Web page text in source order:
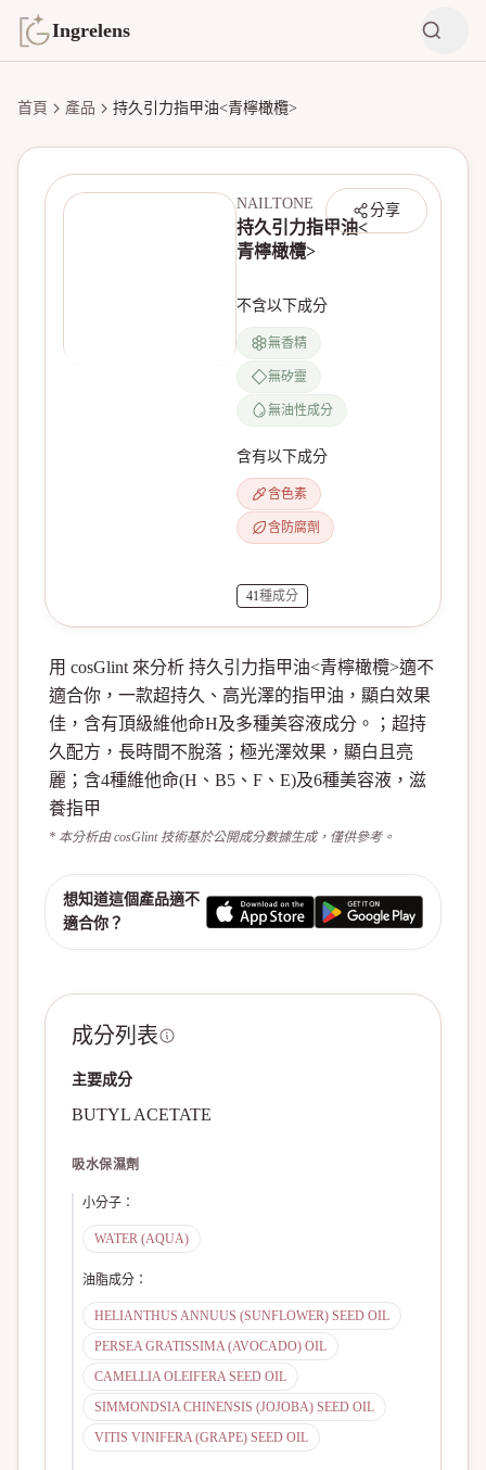
Ingrelens
首頁 產品 持久引力指甲油<青檸橄欖>
分享
NAILTONE
持久引力指甲油<
青檸橄欖>
不含以下成分
無香精
無矽靈
無油性成分
含有以下成分
含色素
含防腐劑
41種成分
用 cosGlint 來分析 持久引力指甲油<青檸橄欖>適不
適合你，一款超持久、高光澤的指甲油，顯白效果
佳，含有頂級維他命H及多種美容液成分。；超持
久配方，長時間不脫落；極光澤效果，顯白且亮
麗；含4種維他命(H、B5、F、E)及6種美容液，滋
養指甲
* 本分析由 cosGlint 技術基於公開成分數據生成，僅供參考。
想知道這個產品適不
適合你？
成分列表
主要成分
BUTYL ACETATE
吸水保濕劑
小分子 ：
WATER (AQUA)
油脂成分 ：
HELIANTHUS ANNUUS (SUNFLOWER) SEED OIL
PERSEA GRATISSIMA (AVOCADO) OIL
CAMELLIA OLEIFERA SEED OIL
SIMMONDSIA CHINENSIS (JOJOBA) SEED OIL
VITIS VINIFERA (GRAPE) SEED OIL